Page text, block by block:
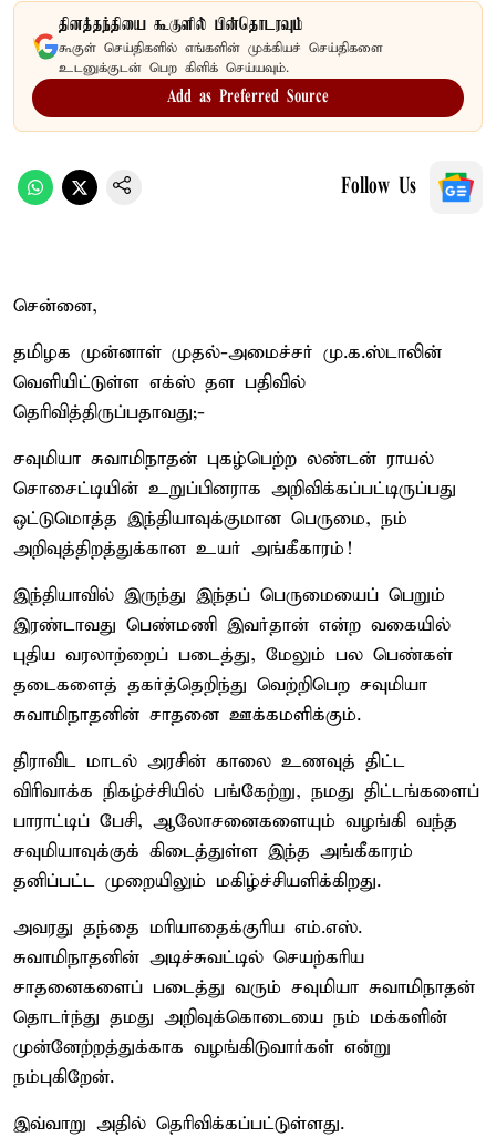
தினத்தந்தியை கூகுளில் பின்தொடரவும்
கூகுள் செய்திகளில் எங்களின் முக்கியச் செய்திகளை
உடனுக்குடன் பெற கிளிக் செய்யவும்.
Add as Preferred Source
Follow Us
சென்னை,
தமிழக முன்னாள் முதல்-அமைச்சர் மு.க.ஸ்டாலின்
வெளியிட்டுள்ள எக்ஸ் தள பதிவில்
தெரிவித்திருப்பதாவது;-
சவுமியா சுவாமிநாதன் புகழ்பெற்ற லண்டன் ராயல்
சொசைட்டியின் உறுப்பினராக அறிவிக்கப்பட்டிருப்பது
ஒட்டுமொத்த இந்தியாவுக்குமான பெருமை, நம்
அறிவுத்திறத்துக்கான உயர் அங்கீகாரம்!
இந்தியாவில் இருந்து இந்தப் பெருமையைப் பெறும்
இரண்டாவது பெண்மணி இவர்தான் என்ற வகையில்
புதிய வரலாற்றைப் படைத்து, மேலும் பல பெண்கள்
தடைகளைத் தகர்த்தெறிந்து வெற்றிபெற சவுமியா
சுவாமிநாதனின் சாதனை ஊக்கமளிக்கும்.
திராவிட மாடல் அரசின் காலை உணவுத் திட்ட
விரிவாக்க நிகழ்ச்சியில் பங்கேற்று, நமது திட்டங்களைப்
பாராட்டிப் பேசி, ஆலோசனைகளையும் வழங்கி வந்த
சவுமியாவுக்குக் கிடைத்துள்ள இந்த அங்கீகாரம்
தனிப்பட்ட முறையிலும் மகிழ்ச்சியளிக்கிறது.
அவரது தந்தை மரியாதைக்குரிய எம்.எஸ்.
சுவாமிநாதனின் அடிச்சுவட்டில் செயற்கரிய
சாதனைகளைப் படைத்து வரும் சவுமியா சுவாமிநாதன்
தொடர்ந்து தமது அறிவுக்கொடையை நம் மக்களின்
முன்னேற்றத்துக்காக வழங்கிடுவார்கள் என்று
நம்புகிறேன்.
இவ்வாறு அதில் தெரிவிக்கப்பட்டுள்ளது.